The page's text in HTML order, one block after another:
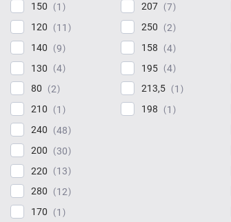
150
1
120
11
140
9
130
4
80
2
210
1
240
48
200
30
220
13
280
12
170
1
207
7
250
2
158
4
195
4
213,5
1
198
1